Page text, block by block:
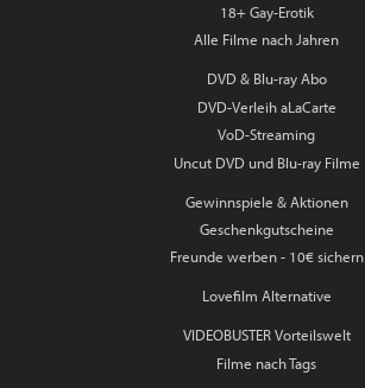
18+ Gay-Erotik
Alle Filme nach Jahren
DVD & Blu-ray Abo
DVD-Verleih aLaCarte
VoD-Streaming
Uncut DVD und Blu-ray Filme
Gewinnspiele & Aktionen
Geschenkgutscheine
Freunde werben - 10€ sichern
Lovefilm Alternative
VIDEOBUSTER Vorteilswelt
Filme nach Tags